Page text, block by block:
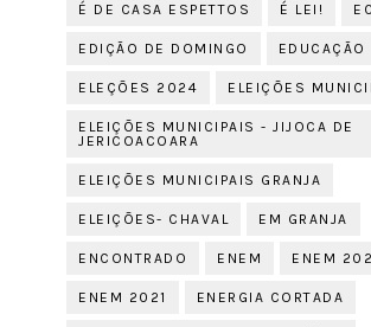
É DE CASA ESPETTOS É LEI!
EDIÇÃO DE DOMINGO EDUCAÇÃO
ELEÇÕES 2024 ELEIÇÕES
ELEIÇÕES MUNICIPAIS - JIJOCA DE
JERICOACOARA
ELEIÇÕES MUNICIPAIS GRANJA
ELEIÇÕES- CHAVAL EM GRANJA
ENCONTRADO ENEM ENEM
ENEM 2021 ENERGIA CORTADA